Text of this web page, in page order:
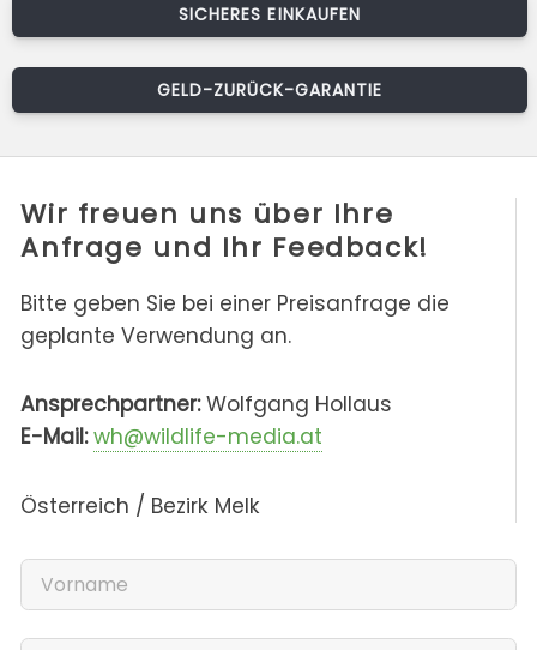
SICHERES EINKAUFEN
GELD-ZURÜCK-GARANTIE
Wir freuen uns über Ihre
Anfrage und Ihr Feedback!
Bitte geben Sie bei einer Preisanfrage die
geplante Verwendung an.
Ansprechpartner:Wolfgang Hollaus
E-Mail: wh@wildlife-media.at
Österreich / Bezirk Melk